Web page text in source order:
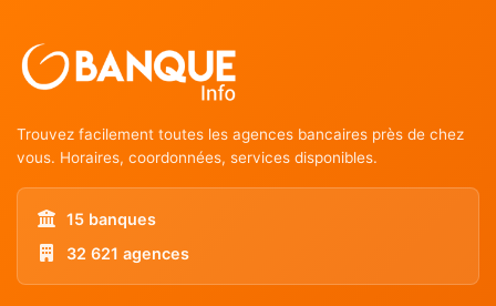
Trouvez facilement toutes les agences bancaires près de chez
vous. Horaires, coordonnées, services disponibles.
15 banques
32 621 agences